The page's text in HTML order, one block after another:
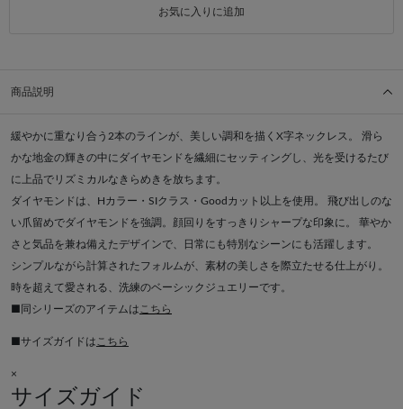
お気に入りに追加
商品説明
緩やかに重なり合う2本のラインが、美しい調和を描くX字ネックレス。 滑ら
かな地金の輝きの中にダイヤモンドを繊細にセッティングし、光を受けるたび
に上品でリズミカルなきらめきを放ちます。
ダイヤモンドは、Hカラー・SIクラス・Goodカット以上を使用。 飛び出しのな
い爪留めでダイヤモンドを強調。顔回りをすっきりシャープな印象に。 華やか
さと気品を兼ね備えたデザインで、日常にも特別なシーンにも活躍します。
シンプルながら計算されたフォルムが、素材の美しさを際立たせる仕上がり。
時を超えて愛される、洗練のベーシックジュエリーです。
■同シリーズのアイテムは こちら
■サイズガイドは こちら
×
サイズガイド